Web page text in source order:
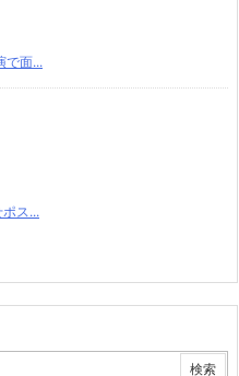
で面...
ス...